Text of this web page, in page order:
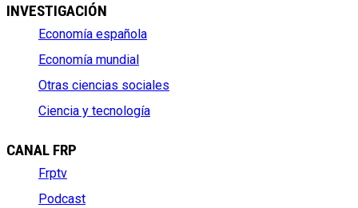
INVESTIGACIÓN
Economía española
Economía mundial
Otras ciencias sociales
Ciencia y tecnología
CANAL FRP
Frptv
Podcast